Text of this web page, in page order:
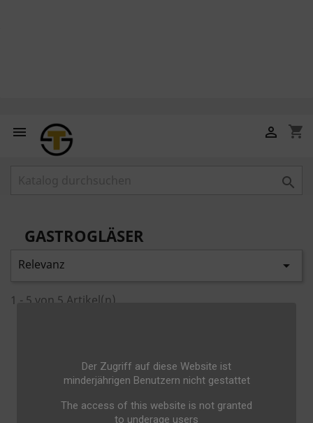
Der Zugriff auf diese Website ist
minderjährigen Benutzern nicht gestattet
The access of this website is not granted
to underage users
 shopping_cart


GASTROGLÄSER
Relevanz 
1 - 5 von 5 Artikel(n)